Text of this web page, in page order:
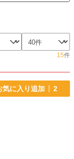
15件
気に入り追加 2